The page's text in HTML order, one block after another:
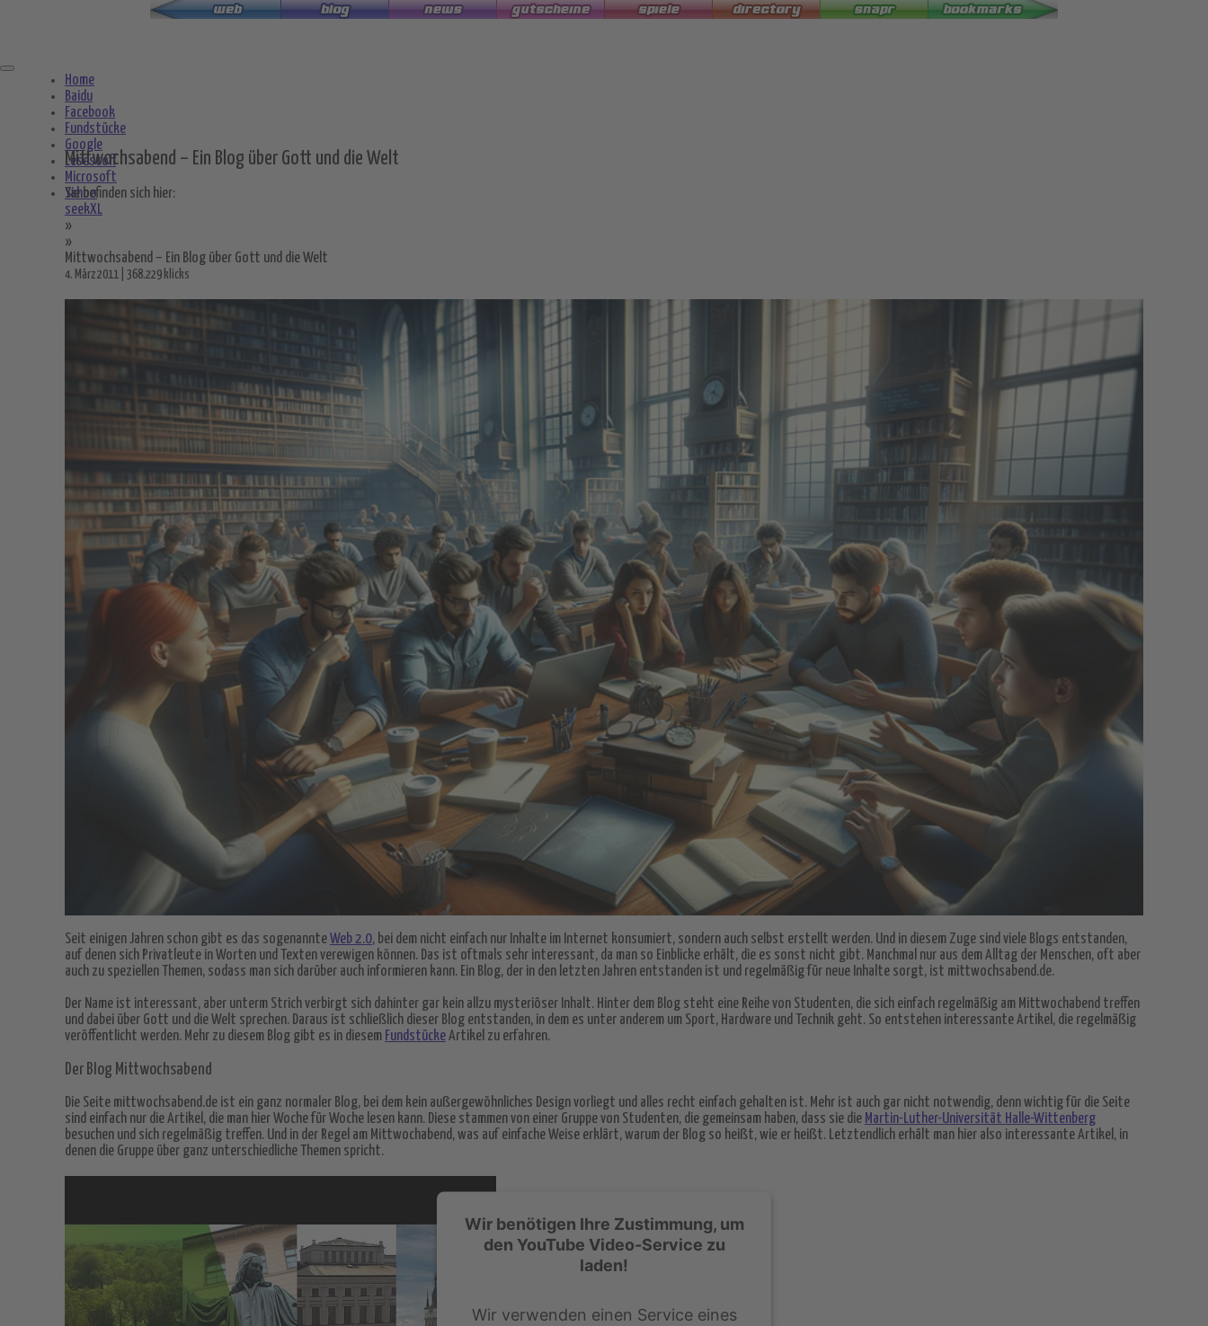
Home
Baidu
Facebook
Fundstücke
Google
Lesestoff
Microsoft
Yahoo
Mittwochsabend – Ein Blog über Gott und die Welt
Sie befinden sich hier:
seekXL
»
»
Mittwochsabend – Ein Blog über Gott und die Welt
4. März 2011 | 368.229 klicks
Seit einigen Jahren schon gibt es das sogenannteWeb 2.0, bei dem nicht einfach nur Inhalte im Internet konsumiert, sondern auch selbst erstellt werden. Und in diesem Zuge sind viele Blogs entstanden,
auf denen sich Privatleute in Worten und Texten verewigen können. Das ist oftmals sehr interessant, da man so Einblicke erhält, die es sonst nicht gibt. Manchmal nur aus dem Alltag der Menschen, oft aber
auch zu speziellen Themen, sodass man sich darüber auch informieren kann. Ein Blog, der in den letzten Jahren entstanden ist und regelmäßig für neue Inhalte sorgt, ist mittwochsabend.de.
Der Name ist interessant, aber unterm Strich verbirgt sich dahinter gar kein allzu mysteriöser Inhalt. Hinter dem Blog steht eine Reihe von Studenten, die sich einfach regelmäßig am Mittwochabend treffen
und dabei über Gott und die Welt sprechen. Daraus ist schließlich dieser Blog entstanden, in dem es unter anderem um Sport, Hardware und Technik geht. So entstehen interessante Artikel, die regelmäßig
veröffentlicht werden. Mehr zu diesem Blog gibt es in diesem FundstückeArtikel zu erfahren.
Der Blog Mittwochsabend
Die Seite mittwochsabend.de ist ein ganz normaler Blog, bei dem kein außergewöhnliches Design vorliegt und alles recht einfach gehalten ist. Mehr ist auch gar nicht notwendig, denn wichtig für die Seite
sind einfach nur die Artikel, die man hier Woche für Woche lesen kann. Diese stammen von einer Gruppe von Studenten, die gemeinsam haben, dass sie die Martin-Luther-Universität Halle-Wittenberg
besuchen und sich regelmäßig treffen. Und in der Regel am Mittwochabend, was auf einfache Weise erklärt, warum der Blog so heißt, wie er heißt. Letztendlich erhält man hier also interessante Artikel, in
denen die Gruppe über ganz unterschiedliche Themen spricht.
Wir benötigen Ihre Zustimmung, um
den YouTube Video-Service zu
laden!
Wir verwenden einen Service eines